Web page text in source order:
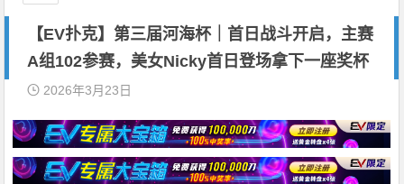
【EV扑克】第三届河海杯｜首日战斗开启，主赛
A组102参赛，美女Nicky首日登场拿下一座奖杯
2026年3月23日